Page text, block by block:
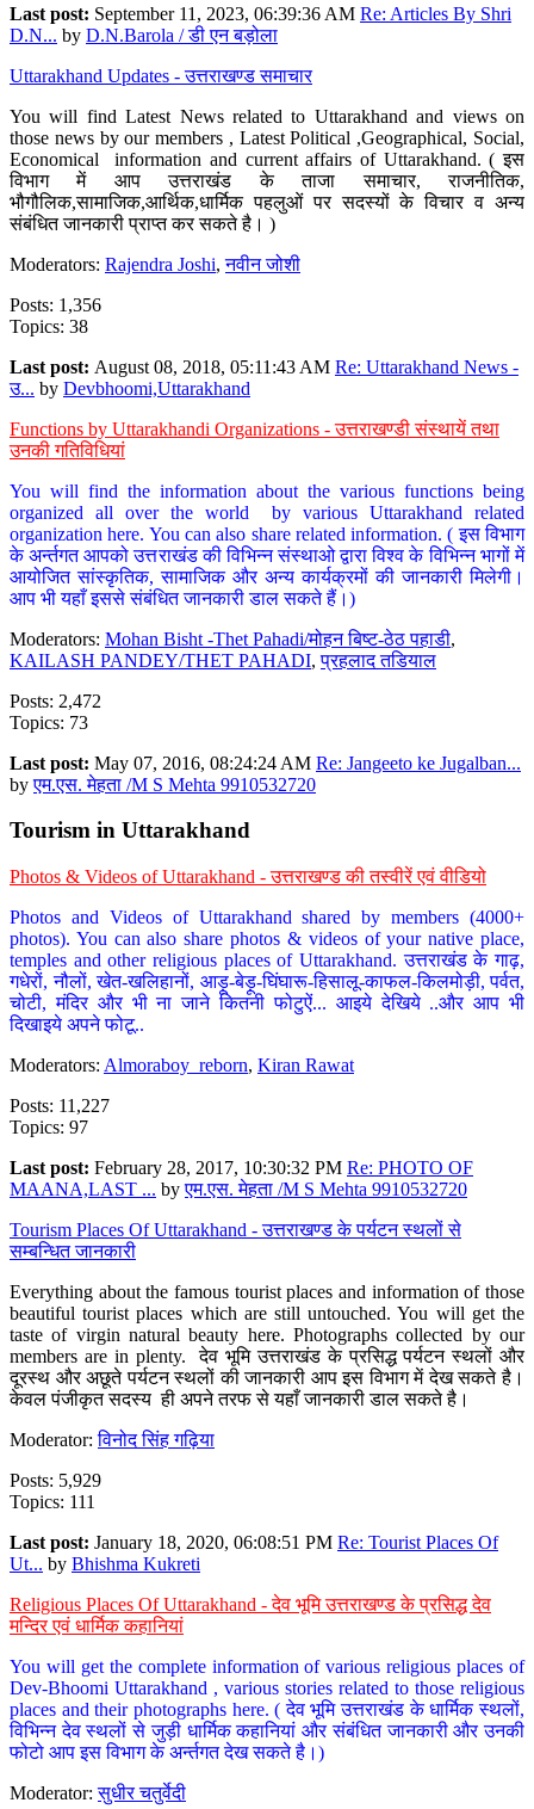
Last post: September 11, 2023, 06:39:36 AM Re: Articles By Shri
D.N... by D.N.Barola / डी एन बड़ोला
Uttarakhand Updates - उत्तराखण्ड समाचार
You will find Latest News related to Uttarakhand and views on
those news by our members , Latest Political ,Geographical, Social,
Economical information and current affairs of Uttarakhand. ( इस
विभाग में आप उत्तराखंड के ताजा समाचार, राजनीतिक,
भौगौलिक,सामाजिक,आर्थिक,धार्मिक पहलुओं पर सदस्यों के विचार व अन्य
संबंधित जानकारी प्राप्त कर सकते है। )
Moderators: Rajendra Joshi,नवीन जोशी
Posts: 1,356
Topics: 38
Last post: August 08, 2018, 05:11:43 AM Re: Uttarakhand News -
उ... by Devbhoomi,Uttarakhand
Functions by Uttarakhandi Organizations - उत्तराखण्डी संस्थायें तथा
उनकी गतिविधियां
You will find the information about the various functions being
organized all over the world by various Uttarakhand related
organization here. You can also share related information. ( इस विभाग
के अर्न्तगत आपको उत्तराखंड की विभिन्न संस्थाओ द्वारा विश्व के विभिन्न भागों में
आयोजित सांस्कृतिक, सामाजिक और अन्य कार्यक्रमों की जानकारी मिलेगी।
आप भी यहाँ इससे संबंधित जानकारी डाल सकते हैं।)
Moderators: Mohan Bisht -Thet Pahadi/मोहन बिष्ट-ठेठ पहाडी,
KAILASH PANDEY/THET PAHADI,प्रहलाद तडियाल
Posts: 2,472
Topics: 73
Last post: May 07, 2016, 08:24:24 AM Re: Jangeeto ke Jugalban...
byएम.एस. मेहता /M S Mehta 9910532720
Tourism in Uttarakhand
Photos & Videos of Uttarakhand - उत्तराखण्ड की तस्वीरें एवं वीडियो
Photos and Videos of Uttarakhand shared by members (4000+
photos). You can also share photos & videos of your native place,
temples and other religious places of Uttarakhand. उत्तराखंड के गाढ़,
गधेरों, नौलों, खेत-खलिहानों, आड़ू-बेड़ू-घिंघारू-हिसालू-काफल-किलमोड़ी, पर्वत,
चोटी, मंदिर और भी ना जाने कितनी फोटुऐं... आइये देखिये ..और आप भी
दिखाइये अपने फोटू..
Moderators: Almoraboy_reborn, Kiran Rawat
Posts: 11,227
Topics: 97
Last post: February 28, 2017, 10:30:32 PM Re: PHOTO OF
MAANA,LAST ... byएम.एस. मेहता /M S Mehta 9910532720
Tourism Places Of Uttarakhand - उत्तराखण्ड के पर्यटन स्थलों से
सम्बन्धित जानकारी
Everything about the famous tourist places and information of those
beautiful tourist places which are still untouched. You will get the
taste of virgin natural beauty here. Photographs collected by our
members are in plenty. देव भूमि उत्तराखंड के प्रसिद्ध पर्यटन स्थलों और
दूरस्थ और अछूते पर्यटन स्थलों की जानकारी आप इस विभाग में देख सकते है।
केवल पंजीकृत सदस्य ही अपने तरफ से यहाँ जानकारी डाल सकते है।
Moderator:विनोद सिंह गढ़िया
Posts: 5,929
Topics: 111
Last post: January 18, 2020, 06:08:51 PM Re: Tourist Places Of
Ut... by Bhishma Kukreti
Religious Places Of Uttarakhand - देव भूमि उत्तराखण्ड के प्रसिद्ध देव
मन्दिर एवं धार्मिक कहानियां
You will get the complete information of various religious places of
Dev-Bhoomi Uttarakhand , various stories related to those religious
places and their photographs here. ( देव भूमि उत्तराखंड के धार्मिक स्थलों,
विभिन्न देव स्थलों से जुड़ी धार्मिक कहानियां और संबंधित जानकारी और उनकी
फोटो आप इस विभाग के अर्न्तगत देख सकते है।)
Moderator:सुधीर चतुर्वेदी